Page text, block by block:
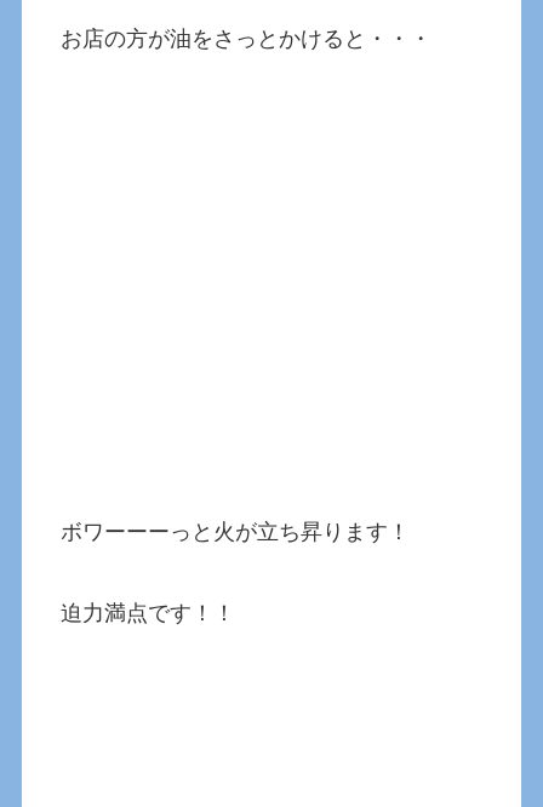
お店の方が油をさっとかけると・・・
ボワーーーっと火が立ち昇ります！
迫力満点です！！